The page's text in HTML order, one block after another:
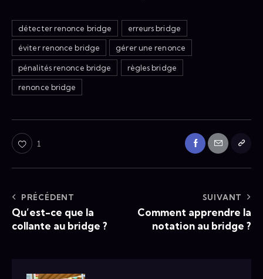
détecter renonce bridge erreurs bridge
éviter renonce bridge gérer une renonce
pénalités renonce bridge règles bridge
renonce bridge
1
PRÉCÉDENT
Qu’est-ce que la
collante au bridge ?
SUIVANT
Comment apprendre la
notation au bridge ?